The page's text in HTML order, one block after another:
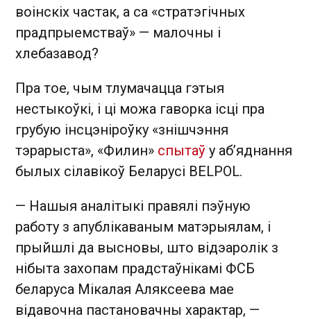
воінскіх частак, а са «стратэгічных
прадпрыемстваў» — малочны і
хлебазавод?
Пра тое, чым тлумачацца гэтыя
нестыкоўкі, і ці можа гаворка ісці пра
грубую інсцэніроўку «знішчэння
тэрарыста», «Филин» спытаў у аб’яднання
былых сілавікоў Беларусі BELPOL.
— Нашыя аналітыкі правялі пэўную
работу з апублікаваным матэрыялам, і
прыйшлі да высновы, што відэаролік з
нібыта захопам прадстаўнікамі ФСБ
беларуса Мікалая Аляксеева мае
відавочна пастановачны характар, —